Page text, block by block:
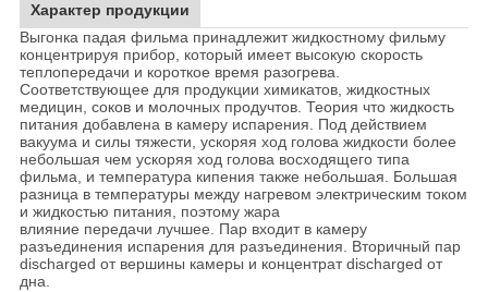
Характер продукции
Выгонка падая фильма принадлежит жидкостному фильму
концентрируя прибор, который имеет высокую скорость
теплопередачи и короткое время разогрева.
Соответствующее для продукции химикатов, жидкостных
медицин, соков и молочных продучтов. Теория что жидкость
питания добавлена в камеру испарения. Под действием
вакуума и силы тяжести, ускоряя ход голова жидкости более
небольшая чем ускоряя ход голова восходящего типа
фильма, и температура кипения также небольшая. Большая
разница в температуры между нагревом электрическим током
и жидкостью питания, поэтому жара
влияние передачи лучшее. Пар входит в камеру
разъединения испарения для разъединения. Вторичный пар
discharged от вершины камеры и концентрат discharged от
дна.